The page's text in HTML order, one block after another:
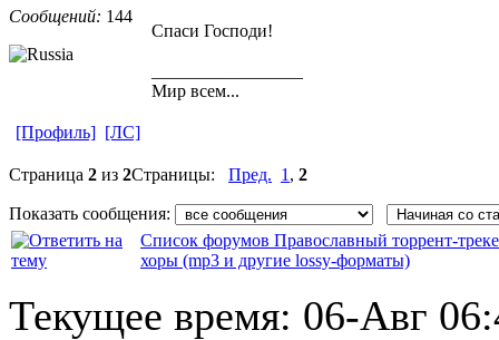
Сообщений: 144
Спаси Господи!
Мир всем...
[Профиль] [ЛС]
Страница 2 из 2Страницы: Пред. 1 , 2
Показать сообщения:
Список форумов Православный торрент-
хоры (mp3 и другие lossy-форматы)
Текущее время: 06-Авг